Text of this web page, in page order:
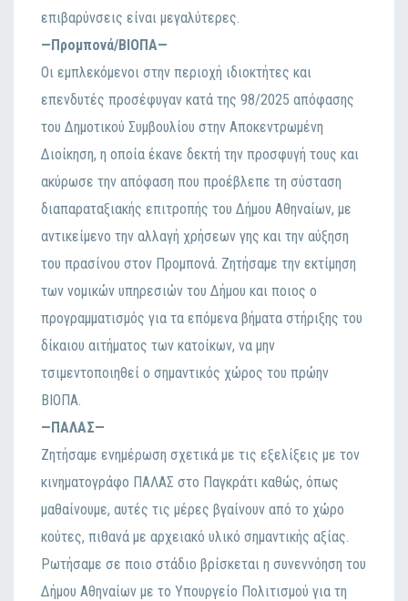
επιβαρύνσεις είναι μεγαλύτερες.
—Προμπονά/ΒΙΟΠΑ—
Οι εμπλεκόμενοι στην περιοχή ιδιοκτήτες και
επενδυτές προσέφυγαν κατά της 98/2025 απόφασης
του Δημοτικού Συμβουλίου στην Αποκεντρωμένη
Διοίκηση, η οποία έκανε δεκτή την προσφυγή τους και
ακύρωσε την απόφαση που προέβλεπε τη σύσταση
διαπαραταξιακής επιτροπής του Δήμου Αθηναίων, με
αντικείμενο την αλλαγή χρήσεων γης και την αύξηση
του πρασίνου στον Προμπονά. Ζητήσαμε την εκτίμηση
των νομικών υπηρεσιών του Δήμου και ποιος ο
προγραμματισμός για τα επόμενα βήματα στήριξης του
δίκαιου αιτήματος των κατοίκων, να μην
τσιμεντοποιηθεί ο σημαντικός χώρος του πρώην
ΒΙΟΠΑ.
—ΠΑΛΑΣ—
Ζητήσαμε ενημέρωση σχετικά με τις εξελίξεις με τον
κινηματογράφο ΠΑΛΑΣ στο Παγκράτι καθώς, όπως
μαθαίνουμε, αυτές τις μέρες βγαίνουν από το χώρο
κούτες, πιθανά με αρχειακό υλικό σημαντικής αξίας.
Ρωτήσαμε σε ποιο στάδιο βρίσκεται η συνεννόηση του
Δήμου Αθηναίων με το Υπουργείο Πολιτισμού για τη